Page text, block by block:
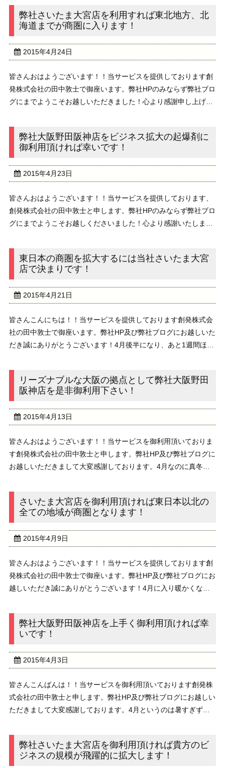
ます。中にはこの前の土曜日25日からゴールデ ...
弊社さいたま大宮店を利用すれば東北地方、北
海道までが商圏に入ります！
2015年4月24日
皆さんおはようございます！！当サービスを提供しております創
発株式会社の田中敦士で御座います。弊社HPのみならず弊社ブロ
グにまでようこそお越しいただきました！心より感謝申し上げま
ーク、そして5月に突入します！まさに光陰矢のご ...
弊社大阪野田阪神店をビジネス拡大の起爆剤に
御利用頂ければ幸いです！
2015年4月23日
皆さんおはようございます！！当サービスを提供しております、
創発株式会社の田中敦士と申します。弊社HPのみならず弊社ブロ
グにまでようこそお越しくださいました！心より感謝いたしま
ウィークに突入しますね！月日のたつのは早いもので ...
東日本の商圏を拡大するには当社さいたま大宮
店で決まりです！
2015年4月21日
皆さんこんにちは！！当サービスを提供しております創発株式会
社の田中敦士で御座います。弊社HP及び弊社ブログにお越しいた
だき誠にありがとうございます！4月後半になり、あと1週間ほど
を過ぎると、すぐに真夏の暑さが待ち構えている ...
リーズナブルな大阪の拠点として弊社大阪野田
阪神店を是非御利用下さい！
2015年4月13日
皆さんおはようございます！！当サービスを御利用頂いておりま
す創発株式会社の田中敦士と申します。弊社HP及び弊社ブログに
お越しいただきまして大変感謝しております。4月なのに真冬の
になってしまいます。仕舞い込んだ或いはクリーニ ...
さいたま大宮店を御利用頂ければ東日本以北の
全ての地域が商圏となります！
2015年4月9日
皆さんおはようございます！！当サービスを提供しております創
発株式会社の田中敦士で御座います。弊社HP及び弊社ブログにお
越しいただき誠にありがとうございます！4月に入り暖かくなっ
なりました。冬のコートなどをすでにクリーニング ...
弊社大阪野田阪神店を上手く御利用頂ければ幸
いです！
2015年4月3日
皆さんこんばんは！！当サービスを御利用頂いております創発株
式会社の田中敦士と申します。弊社HP及び弊社ブログにお越しい
ただきまして大変感謝しております。4月というのは暑すぎず寒
しょうか？貴方のビジネスも前向きに推し進めてい ...
弊社さいたま大宮店を御利用頂ければ貴方のビ
ジネスの規模が飛躍的に拡大します！